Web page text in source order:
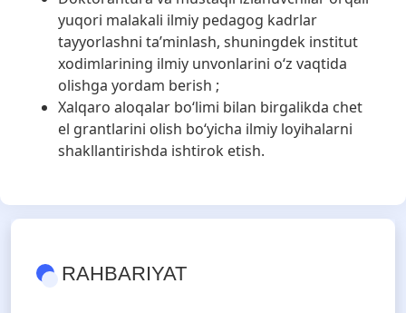
yuqori malakali ilmiy pedagog kadrlar
tayyorlashni ta’minlash, shuningdek institut
xodimlarining ilmiy unvonlarini o‘z vaqtida
olishga yordam berish ;
Xalqaro aloqalar bo‘limi bilan birgalikda chet
el grantlarini olish bo‘yicha ilmiy loyihalarni
shakllantirishda ishtirok etish.
RAHBARIYAT